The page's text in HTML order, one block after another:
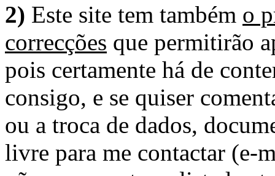
2) Este site tem também o
correcções que permitirão
pois certamente há de
consigo, e se quiser
ou a troca de dados,
livre para me contactar (e-